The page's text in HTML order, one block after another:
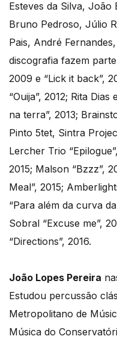
Esteves da Silva,
Bruno Pedroso, Júlio
Pais, André
discografia fazem
2009 e “Lick it back”,
“Ouija”, 2012; Rita
na terra”, 2013;
Pinto 5tet, Sintra
Lercher Trio
2015; Malson “Bzzz”,
Meal”, 2015;
“Para além da curva
Sobral “Excuse me”,
“Directions”, 2016.
João Lopes Pereira
Estudou percussão
Metropolitano de
Música do